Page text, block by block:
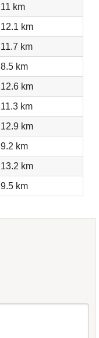
11 km
12.1 km
11.7 km
8.5 km
12.6 km
11.3 km
12.9 km
9.2 km
13.2 km
9.5 km